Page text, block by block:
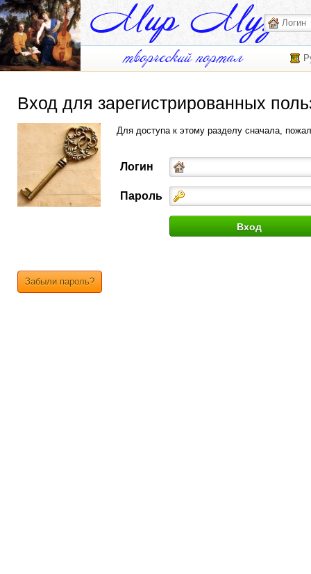
Вход для зарегистрированных
Для доступа к этому разделу сначала,
Логин
Пароль
Забыли пароль?